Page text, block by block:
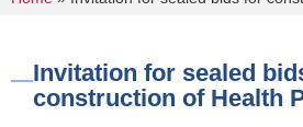
Invitation for sealed
construction of Health